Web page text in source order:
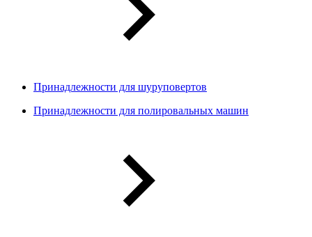
Принадлежности для шуруповертов
Принадлежности для полировальных машин